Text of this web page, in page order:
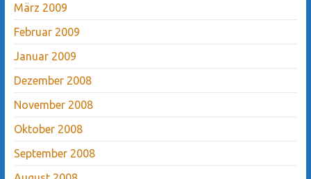
März 2009
Februar 2009
Januar 2009
Dezember 2008
November 2008
Oktober 2008
September 2008